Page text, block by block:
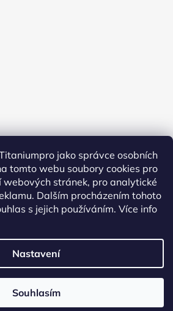
jako správce osobních
tomto webu soubory cookies pro
stránek, pro analytické
Dalším procházením tohoto
s jejich používáním. Více info
Nastavení
Souhlasím
Instagramu
TitaniumPro